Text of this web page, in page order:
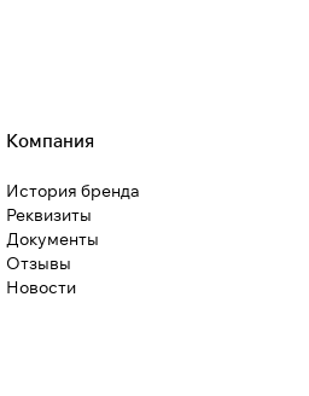
Компания
История бренда
Реквизиты
Документы
Отзывы
Новости